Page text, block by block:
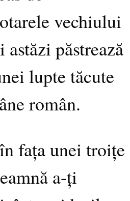
vechiului
păstrează
lupte tăcute
român.
fața unei troițe
a-ți